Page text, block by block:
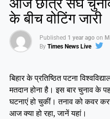
के बीच वोटिंग जारी
Published 1 year ago on
By Times News Live
बिहार के प्रतिष्ठित पटना
मतदान होना है। इस बार चुनाव के
घटनाएं हो चुकीं। तनाव को कवर
आज क्या हो रहा, जानें यहां।